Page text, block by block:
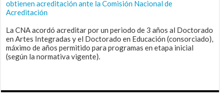
obtienen acreditación ante la Comisión Nacional de
Acreditación
La CNA acordó acreditar por un periodo de 3 años al Doctorado
en Artes Integradas y el Doctorado en Educación (consorciado),
máximo de años permitido para programas en etapa inicial
(según la normativa vigente).